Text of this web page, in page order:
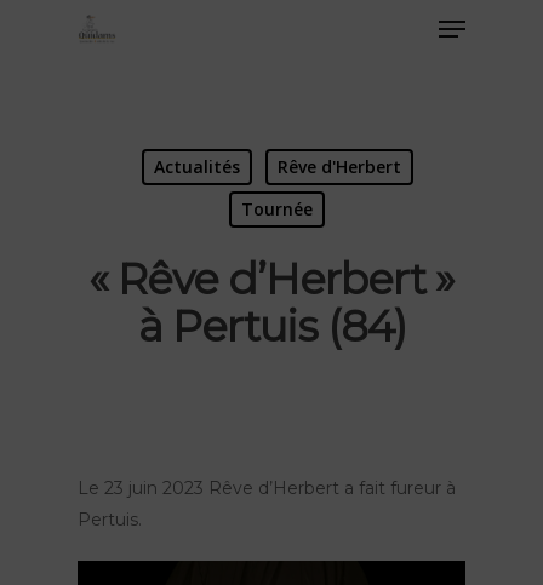
Actualités
Rêve d'Herbert
Tournée
« Rêve d’Herbert »
à Pertuis (84)
Le 23 juin 2023 Rêve d’Herbert a fait fureur à
Pertuis.